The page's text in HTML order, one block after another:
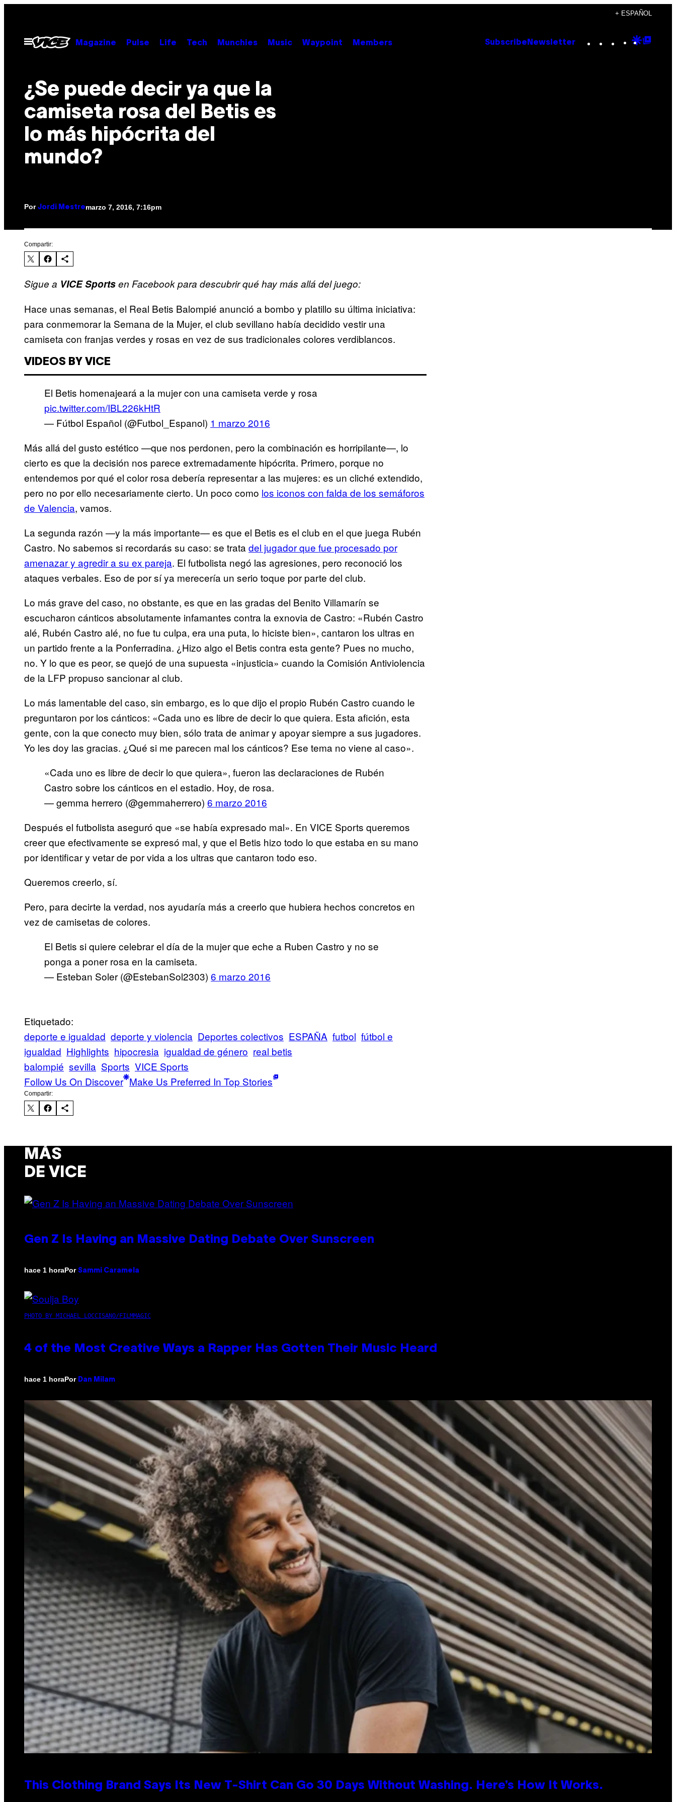
contenido
+ ESPAÑOL
Abrir
Menú
Magazine Pulse Life Tech Munchies Music Waypoint Members Subscribe Newsletter Instagram
TikTok
YouTube
Google
¿Se puede decir ya que la
camiseta rosa del Betis es
lo más hipócrita del
mundo?
Por Jordi Mestremarzo 7, 2016, 7:16pm
Compartir:
Sigue a VICE Sportsen Facebook para descubrir qué hay más allá del juego:
Hace unas semanas, el Real Betis Balompié anunció a bombo y platillo su última iniciativa:
para conmemorar la Semana de la Mujer, el club sevillano había decidido vestir una
camiseta con franjas verdes y rosas en vez de sus tradicionales colores verdiblancos.
VIDEOS BY VICE
El Betis homenajeará a la mujer con una camiseta verde y rosa
pic.twitter.com/IBL226kHtR
— Fútbol Español (@Futbol_Espanol) 1 marzo 2016
Más allá del gusto estético —que nos perdonen, pero la combinación es horripilante—, lo
cierto es que la decisión nos parece extremadamente hipócrita. Primero, porque no
entendemos por qué el color rosa debería representar a las mujeres: es un cliché extendido,
pero no por ello necesariamente cierto. Un poco como los iconos con falda de los semáforos
de Valencia, vamos.
La segunda razón —y la más importante— es que el Betis es el club en el que juega Rubén
Castro. No sabemos si recordarás su caso: se trata del jugador que fue procesado por
amenazar y agredir a su ex pareja. El futbolista negó las agresiones, pero reconoció los
ataques verbales. Eso de por sí ya merecería un serio toque por parte del club.
Lo más grave del caso, no obstante, es que en las gradas del Benito Villamarín se
escucharon cánticos absolutamente infamantes contra la exnovia de Castro: «Rubén Castro
alé, Rubén Castro alé, no fue tu culpa, era una puta, lo hiciste bien», cantaron los ultras en
un partido frente a la Ponferradina. ¿Hizo algo el Betis contra esta gente? Pues no mucho,
no. Y lo que es peor, se quejó de una supuesta «injusticia» cuando la Comisión Antiviolencia
de la LFP propuso sancionar al club.
Lo más lamentable del caso, sin embargo, es lo que dijo el propio Rubén Castro cuando le
preguntaron por los cánticos: «Cada uno es libre de decir lo que quiera. Esta afición, esta
gente, con la que conecto muy bien, sólo trata de animar y apoyar siempre a sus jugadores.
Yo les doy las gracias. ¿Qué si me parecen mal los cánticos? Ese tema no viene al caso».
«Cada uno es libre de decir lo que quiera», fueron las declaraciones de Rubén
Castro sobre los cánticos en el estadio. Hoy, de rosa.
— gemma herrero (@gemmaherrero) 6 marzo 2016
Después el futbolista aseguró que «se había expresado mal». En VICE Sports queremos
creer que efectivamente se expresó mal, y que el Betis hizo todo lo que estaba en su mano
por identificar y vetar de por vida a los ultras que cantaron todo eso.
Queremos creerlo, sí.
Pero, para decirte la verdad, nos ayudaría más a creerlo que hubiera hechos concretos en
vez de camisetas de colores.
El Betis si quiere celebrar el día de la mujer que eche a Ruben Castro y no se
ponga a poner rosa en la camiseta.
— Esteban Soler (@EstebanSol2303) 6 marzo 2016
Etiquetado:
deporte e igualdad deporte y violencia Deportes colectivos ESPAÑA futbol fútbol e
igualdad Highlights hipocresia igualdad de género real betis
balompié sevilla Sports VICE Sports
Follow Us On Discover Make Us Preferred In Top Stories
Compartir:
MÁS
DE VICE
Gen Z Is Having an Massive Dating Debate Over Sunscreen
hace 1 horaPor Sammi Caramela
PHOTO BY MICHAEL LOCCISANO/FILMMAGIC
4 of the Most Creative Ways a Rapper Has Gotten Their Music Heard
hace 1 horaPor Dan Milam
This Clothing Brand Says Its New T-Shirt Can Go 30 Days Without Washing. Here’s How It Works.